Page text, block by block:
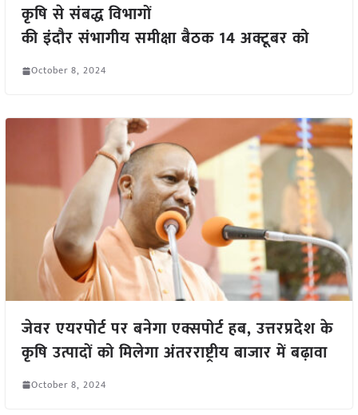
कृषि से संबद्ध विभागों
की इंदौर संभागीय समीक्षा बैठक 14 अक्टूबर को
October 8, 2024
जेवर एयरपोर्ट पर बनेगा एक्सपोर्ट हब, उत्तरप्रदेश के
कृषि उत्पादों को मिलेगा अंतरराष्ट्रीय बाजार में बढ़ावा
October 8, 2024